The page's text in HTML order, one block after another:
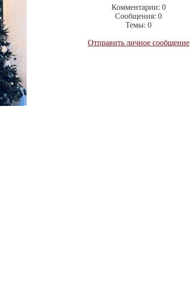
Комментарии: 0
Сообщения: 0
Темы: 0
Отправить личное сообщение